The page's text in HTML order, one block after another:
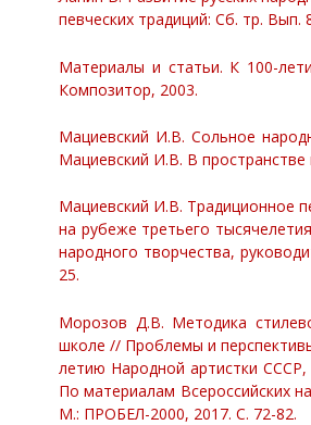
певческих традиций: Сб. тр.
Материалы и статьи. К 100-
Композитор, 2003.
Мациевский И.В. Сольное
Мациевский И.В. В
Мациевский И.В. Традиционное
на рубеже третьего
народного творчества,
25.
Морозов Д.В. Методика
школе // Проблемы и
летию Народной артистки
По материалам Всероссийских
М.: ПРОБЕЛ-2000, 2017. С. 72-82.